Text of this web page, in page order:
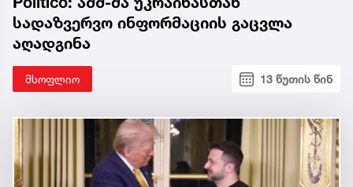
სადაზვერვო ინფორმაციის გაცვლა
აღადგინა
მსოფლიო 13 წუთის წინ